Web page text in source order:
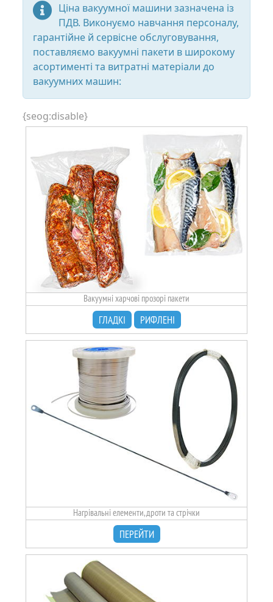
Ціна вакуумної машини зазначена із
ПДВ. Виконуємо навчання персоналу,
гарантійне й сервісне обслуговування,
поставляємо вакуумні пакети в широкому
асортименті та витратні матеріали до
вакуумних машин:
{seog:disable}
Вакуумні харчові прозорі пакети
ГЛАДКІ РИФЛЕНІ
Нагрівальні елементи, дроти та стрічки
ПЕРЕЙТИ